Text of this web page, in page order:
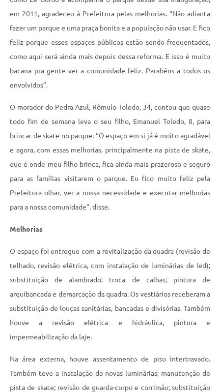
em 2011, agradeceu à Prefeitura pelas melhorias. “Não adianta
fazer um parque e uma praça bonita e a população não usar. E fico
feliz porque esses espaços públicos estão sendo frequentados,
como aqui será ainda mais depois dessa reforma. E isso é muito
bacana pra gente ver a comunidade feliz. Parabéns a todos os
envolvidos”.
O morador do Pedra Azul, Rômulo Toledo, 34, contou que quase
todo fim de semana leva o seu filho, Emanuel Toledo, 8, para
brincar de skate no parque. “O espaço em si já é muito agradável
e agora, com essas melhorias, principalmente na pista de skate,
que é onde meu filho brinca, fica ainda mais prazeroso e seguro
para as famílias visitarem o parque. Eu fico muito feliz pela
Prefeitura olhar, ver a nossa necessidade e executar melhorias
para a nossa comunidade”, disse.
Melhorias
O espaço foi entregue com a revitalização da quadra (revisão de
telhado, revisão elétrica, com instalação de luminárias de led);
substituição de alambrado; troca de calhas; pintura de
arquibancada e demarcação da quadra. Os vestiários receberam a
substituição de louças sanitárias, bancadas e divisórias. Também
houve a revisão elétrica e hidráulica, pintura e
impermeabilização da laje.
Na área externa, houve assentamento de piso intertravado.
Também teve a instalação de novas luminárias; manutenção de
pista de skate; revisão de guarda-corpo e corrimão; substituição